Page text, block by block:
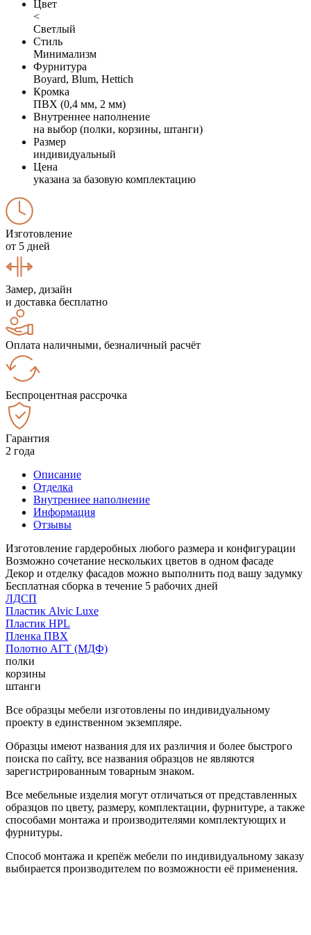
Цвет
<
Светлый
Стиль
Минимализм
Фурнитура
Boyard, Blum, Hettich
Кромка
ПВХ (0,4 мм, 2 мм)
Внутреннее наполнение
на выбор (полки, корзины, штанги)
Размер
индивидуальный
Цена
указана за базовую комплектацию
Изготовление
от 5 дней
Замер, дизайн
и доставка бесплатно
Оплата наличными, безналичный расчёт
Беспроцентная рассрочка
Гарантия
2 года
Описание
Отделка
Внутреннее наполнение
Информация
Отзывы
Изготовление гардеробных любого размера и конфигурации
Возможно сочетание нескольких цветов в одном фасаде
Декор и отделку фасадов можно выполнить под вашу задумку
Бесплатная сборка в течение 5 рабочих дней
ЛДСП
Пластик Alvic Luxe
Пластик HPL
Пленка ПВХ
Полотно АГТ (МДФ)
полки
корзины
штанги
Все образцы мебели изготовлены по индивидуальному
проекту в единственном экземпляре.
Образцы имеют названия для их различия и более быстрого
поиска по сайту, все названия образцов не являются
зарегистрированным товарным знаком.
Все мебельные изделия могут отличаться от представленных
образцов по цвету, размеру, комплектации, фурнитуре, а также
способами монтажа и производителями комплектующих и
фурнитуры.
Способ монтажа и крепёж мебели по индивидуальному заказу
выбирается производителем по возможности её применения.